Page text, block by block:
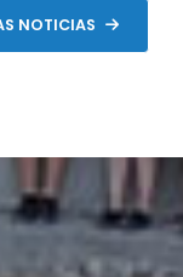
NOTICIAS